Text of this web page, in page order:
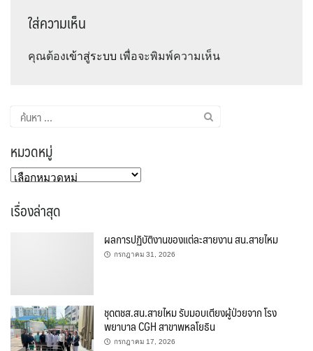
ใส่ความเห็น
คุณต้องเข้าสู่ระบบ เพื่อจะพิมพ์ความเห็น
ค้นหา
สำหรับ:
หมวดหมู่
หมวด
เรื่องล่าสุด
ผลการปฏิบัติงานของแต่ละสายงาน สน.สายไหม
กรกฎาคม 31, 2026
ชุดตชส.สน.สายไหม รับมอบเตียงผู้ป่วยจาก โรง
พยาบาล CGH สาขาพหลโยธิน
กรกฎาคม 17, 2026